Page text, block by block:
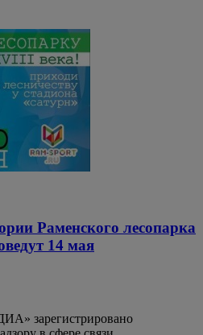
Раменского лесопарка
14 мая
зарегистрировано